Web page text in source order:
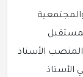
الأستاذ